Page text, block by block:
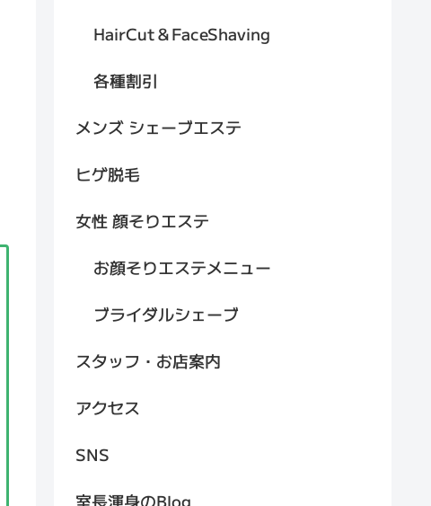
HairCut＆FaceShaving
各種割引
メンズ シェーブエステ
ヒゲ脱毛
女性 顔そりエステ
お顔そりエステメニュー
ブライダルシェーブ
スタッフ・お店案内
アクセス
SNS
室長渾身のBlog